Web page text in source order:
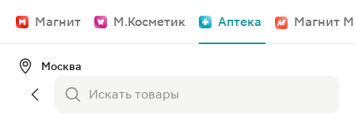
Магнит М.Косметик Аптека Магнит
Москва